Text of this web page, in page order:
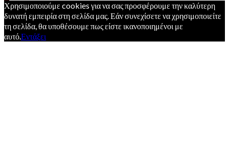
Χρησιμοποιούμε cookies για να σας προσφέρουμε την καλύτερη
δυνατή εμπειρία στη σελίδα μας. Εάν συνεχίσετε να χρησιμοποιείτε
τη σελίδα, θα υποθέσουμε πως είστε ικανοποιημένοι με
αυτό.Εντάξει